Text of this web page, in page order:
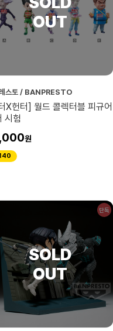
스토 / BANPRESTO
X헌터] 월드 콜렉터블 피규어
시험
단독